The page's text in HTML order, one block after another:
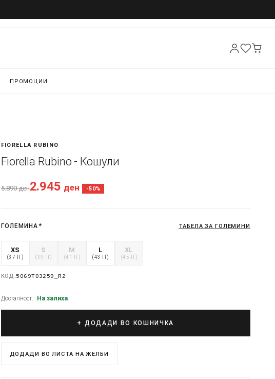
ПРОМОЦИИ
FIORELLA RUBINO
Fiorella Rubino - Кошули
5.890ден2.945 ден -50%
ГОЛЕМИНА * ТАБЕЛА ЗА ГОЛЕМИНИ
XS
(37 IT)
S
(39 IT)
M
(41 IT)
L
(43 IT)
XL
(45 IT)
КОД:5069T03259_R2
Достапност: На залиха
+ ДОДАДИ ВО КОШНИЧКА
ДОДАДИ ВО ЛИСТА НА ЖЕЛБИ